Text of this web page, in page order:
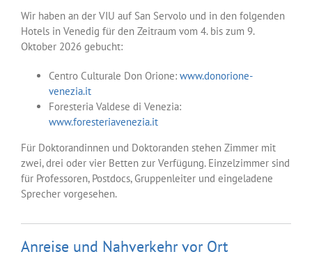
Wir haben an der VIU auf San Servolo und in den folgenden
Hotels in Venedig für den Zeitraum vom 4. bis zum 9.
Oktober 2026 gebucht:
Centro Culturale Don Orione: www.donorione-
venezia.it
Foresteria Valdese di Venezia:
www.foresteriavenezia.it
Für Doktorandinnen und Doktoranden stehen Zimmer mit
zwei, drei oder vier Betten zur Verfügung. Einzelzimmer sind
für Professoren, Postdocs, Gruppenleiter und eingeladene
Sprecher vorgesehen.
Anreise und Nahverkehr vor Ort